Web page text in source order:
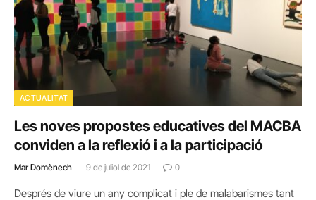
ACTUALITAT
Les noves propostes educatives del MACBA
conviden a la reflexió i a la participació
Mar Domènech 9 de juliol de 2021 0
Després de viure un any complicat i ple de malabarismes tant